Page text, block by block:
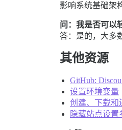
影响系统基础架
问：我是否可以
答：是的，大多
其他资源
GitHub:
设置环境变量
创建、下载和
隐藏站点设置